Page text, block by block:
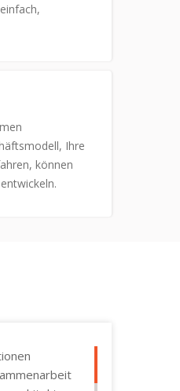
Ihre
können